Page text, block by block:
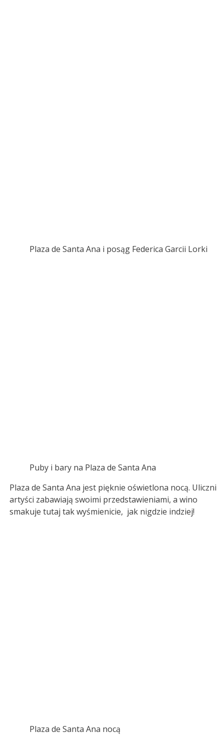
Plaza de Santa Ana i posąg Federica Garcii Lorki
Puby i bary na Plaza de Santa Ana
Plaza de Santa Ana jest pięknie oświetlona nocą. Uliczni
artyści zabawiają swoimi przedstawieniami, a wino
smakuje tutaj tak wyśmienicie, jak nigdzie indziej!
Plaza de Santa Ana nocą